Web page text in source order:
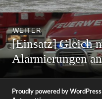
WEITERNächster
Beitrag:
[Einsatz] Gleich
Alarmierungen
Proudly powered by WordPress